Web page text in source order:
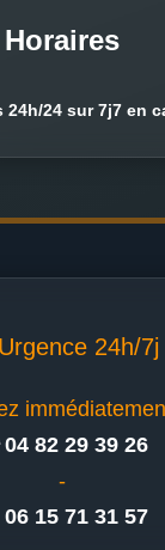
Horaires
24h/24 sur 7j7 en
24h/7j
04 82 29 39 26
-
06 15 71 31 57